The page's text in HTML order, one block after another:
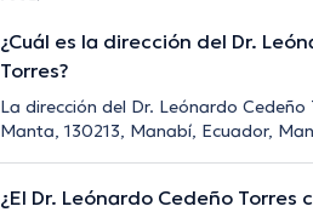
¿Cuál es la dirección del Dr.
Torres?
La dirección del Dr. Leónardo Cedeño
Manta, 130213, Manabí, Ecuador,
¿El Dr. Leónardo Cedeño Torres